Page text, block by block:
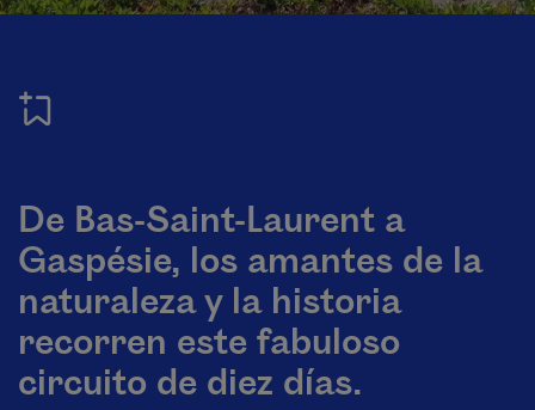
De Bas-Saint-Laurent a
Gaspésie, los amantes de la
naturaleza y la historia
recorren este fabuloso
circuito de diez días.